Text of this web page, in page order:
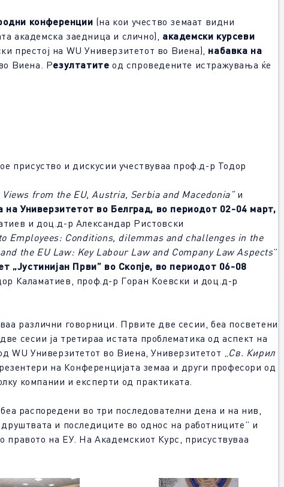
конференции (на кои учество земаат видни
академска заедница и слично), академски курсеви
престој на WU Универзитетот во Виена), набавка на
Виена. Резултатите од спроведените истражувања ќе
присуство и дискусии учествуваа проф.д-р Тодор
from the EU, Austria, Serbia and Маcedonia” и
на Универзитетот во Белград, во периодот 02-04 март,
и доц.д-р Александар Ристовски
Employees: Conditions, dilemmas and challenges in the
the EU Law: Key Labour Law and Company Law Aspects”
„Јустинијан Први” во Скопје, во периодот 06-08
Каламатиев, проф.д-р Горан Коевски и доц.д-р
различни говорници. Првите две сесии, беа посветени
сесии ја третираа истата проблематика од аспект на
WU Универзитетот во Виена, Универзитетот „Св. Кирил
на Конференцијата земаа и други професори од
компании и експерти од практиката.
распоредени во три последователни дена и на нив,
и последиците во однос на работниците” и
правото на ЕУ. На Академскиот Курс, присуствуваа